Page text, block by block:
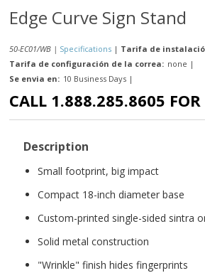
Edge Curve Sign Stand
50-EC01/WB | Specifications | Tarifa de
Tarifa de configuración de la correa: none |
Se envia en: 10 Business Days |
CALL 1.888.285.8605 FOR
Description
Small footprint, big impact
Compact 18-inch diameter base
Custom-printed single-sided sintra
Solid metal construction
"Wrinkle" finish hides fingerprints